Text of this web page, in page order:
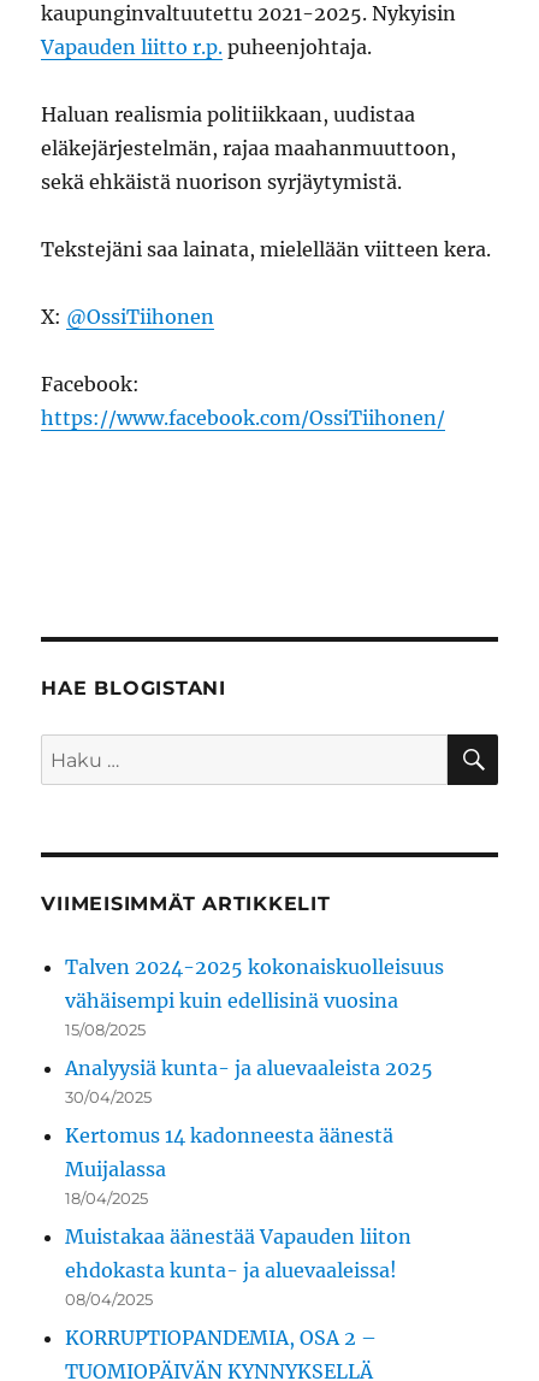
kaupunginvaltuutettu 2021-2025. Nykyisin
Vapauden liitto r.p. puheenjohtaja.
Haluan realismia politiikkaan, uudistaa
eläkejärjestelmän, rajaa maahanmuuttoon,
sekä ehkäistä nuorison syrjäytymistä.
Tekstejäni saa lainata, mielellään viitteen kera.
X: @OssiTiihonen
Facebook:
https://www.facebook.com/OssiTiihonen/
HAE BLOGISTANI
Etsi:
VIIMEISIMMÄT ARTIKKELIT
Talven 2024-2025 kokonaiskuolleisuus
vähäisempi kuin edellisinä vuosina
15/08/2025
Analyysiä kunta- ja aluevaaleista 2025
30/04/2025
Kertomus 14 kadonneesta äänestä
Muijalassa
18/04/2025
Muistakaa äänestää Vapauden liiton
ehdokasta kunta- ja aluevaaleissa!
08/04/2025
KORRUPTIOPANDEMIA, OSA 2 –
TUOMIOPÄIVÄN KYNNYKSELLÄ